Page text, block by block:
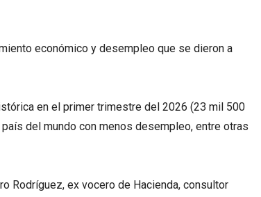
económico y desempleo que se dieron a
en el primer trimestre del 2026 (23 mil 500
del mundo con menos desempleo, entre otras
Rodríguez, ex vocero de Hacienda, consultor